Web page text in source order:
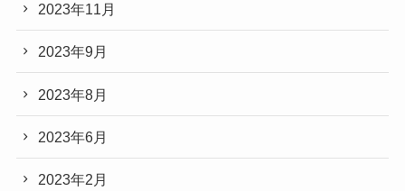
2023年11月
2023年9月
2023年8月
2023年6月
2023年2月